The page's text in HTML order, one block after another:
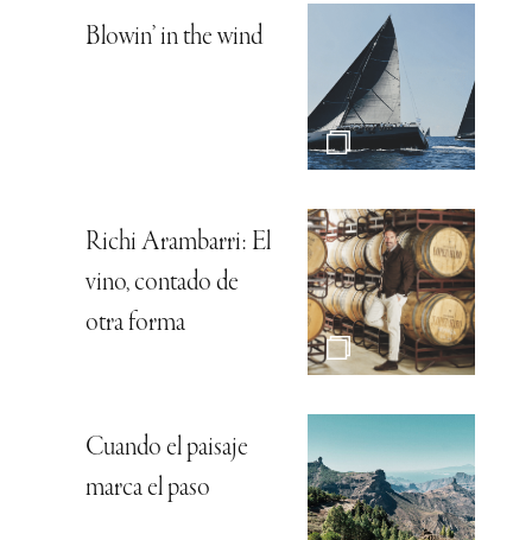
Blowin’ in the wind
Richi Arambarri: El
vino, contado de
otra forma
Cuando el paisaje
marca el paso